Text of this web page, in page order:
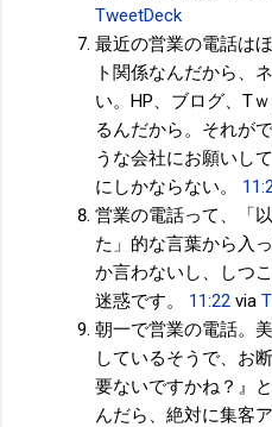
TweetDeck
最近の営業の電話は
ト関係なんだから、
い。HP、ブログ、T
るんだから。それが
うな会社にお願いし
にしかならない。
営業の電話って、「
た」的な言葉から入
か言わないし、しつ
迷惑です。
11:22 via
朝一で営業の電話。
しているそうで、お
要ないですかね？』
んだら、絶対に集客